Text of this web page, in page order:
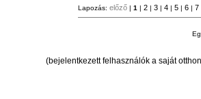
Lapozás:előző |1 | 2| 3| 4| 5| 6| 7
(bejelentkezett felhasználók a saját